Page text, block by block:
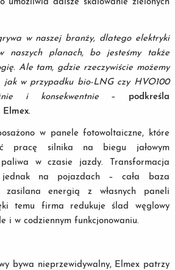
umożliwia dalsze skalowanie zielonych
w naszej branży, dlatego elektryki
naszych planach, bo jesteśmy także
Ale tam, gdzie rzeczywiście możemy
jak w przypadku bio-LNG czy HVO100
i konsekwentnie– podkreśla
Elmex.
w panele fotowoltaiczne, które
pracę silnika na biegu jałowym
w czasie jazdy. Transformacja
na pojazdach – cała baza
energią z własnych paneli
temu firma redukuje ślad węglowy
i w codziennym funkcjonowaniu.
bywa nieprzewidywalny, Elmex patrzy